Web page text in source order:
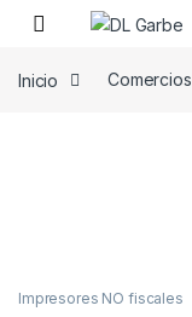
Inicio Comercios
Impresores NO fiscales